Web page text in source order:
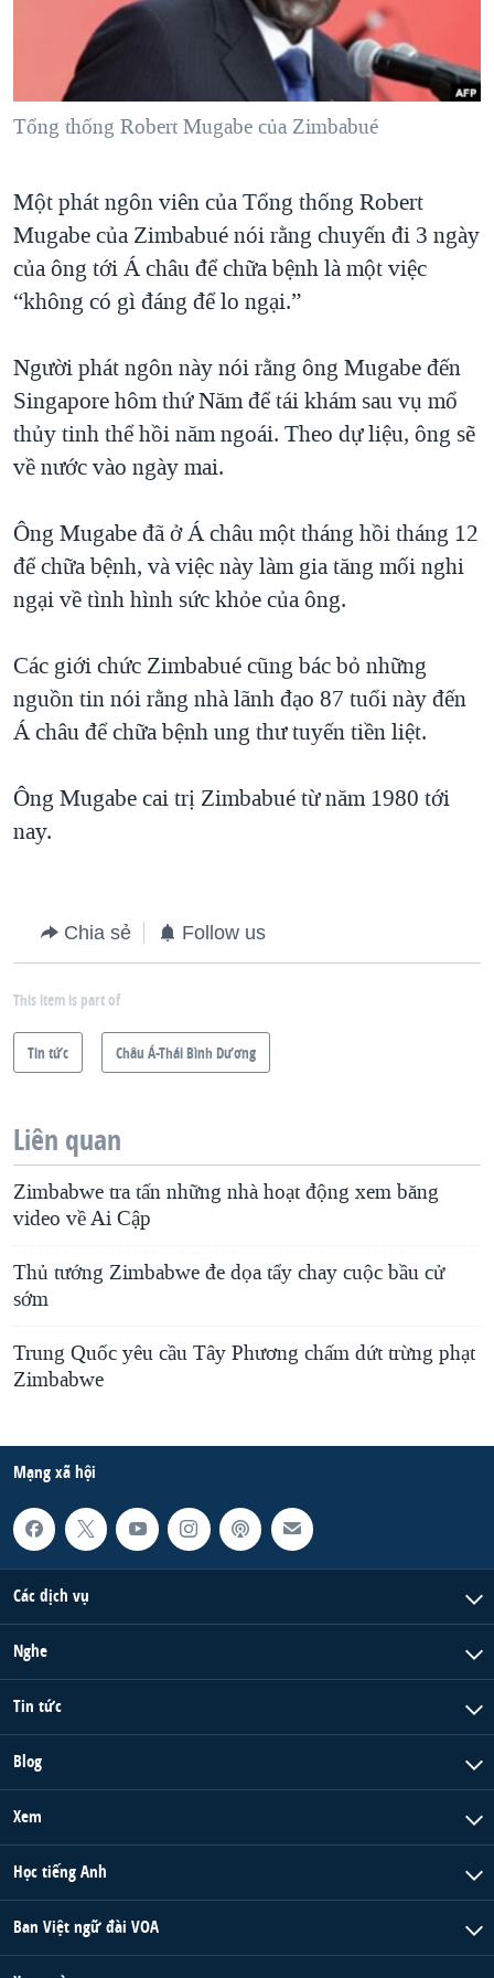
NGƯỜI VIỆT HẢI NGOẠI
ĐỜI SỐNG
KINH TẾ
KHOA HỌC
THỂ THAO
GIÁO DỤC
HÀNH TRÌNH BẦU CỬ 2024
MỘT NĂM CHIẾN TRANH TẠI DẢI GAZA
GIẢI MÃ VÀNH ĐAI & CON ĐƯỜNG
TRỊNH VĨNH BÌNH - NGƯỜI HẠ 'BÊN THẮNG CUỘC'
GROUND ZERO – XƯA VÀ NAY
CHI PHÍ CHIẾN TRANH AFGHANISTAN
THƯỢNG ĐỈNH TRUMP-KIM TẠI VIỆT NAM
TRỊNH VĨNH BÌNH VS. CHÍNH PHỦ VIỆT NAM
NGƯ DÂN VIỆT VÀ LÀN SÓNG TRỘM HẢI SÂM
BÊN KIA QUỐC LỘ: TIẾNG VỌNG TỪ NÔNG THÔN MỸ
QUAN HỆ VIỆT MỸ
MẠNG XÃ HỘI
Ngôn ngữ khác
Tổng thống Robert Mugabe của Zimbabué
Một phát ngôn viên của Tổng thống Robert
Mugabe của Zimbabué nói rằng chuyến đi 3 ngày
của ông tới Á châu để chữa bệnh là một việc
“không có gì đáng để lo ngại.”
Người phát ngôn này nói rằng ông Mugabe đến
Singapore hôm thứ Năm để tái khám sau vụ mổ
thủy tinh thể hồi năm ngoái. Theo dự liệu, ông sẽ
về nước vào ngày mai.
Ông Mugabe đã ở Á châu một tháng hồi tháng 12
để chữa bệnh, và việc này làm gia tăng mối nghi
ngại về tình hình sức khỏe của ông.
Các giới chức Zimbabué cũng bác bỏ những
nguồn tin nói rằng nhà lãnh đạo 87 tuổi này đến
Á châu để chữa bệnh ung thư tuyến tiền liệt.
Ông Mugabe cai trị Zimbabué từ năm 1980 tới
nay.
Chia sẻ Follow us
This item is part of
Tin tức Châu Á-Thái Bình Dương
Liên quan
Zimbabwe tra tấn những nhà hoạt động xem băng
video về Ai Cập
Thủ tướng Zimbabwe đe dọa tẩy chay cuộc bầu cử
sớm
Trung Quốc yêu cầu Tây Phương chấm dứt trừng phạt
Zimbabwe
Mạng xã hội
Các dịch vụ
Nghe
Tin tức
Blog
Xem
Học tiếng Anh
Ban Việt ngữ đài VOA